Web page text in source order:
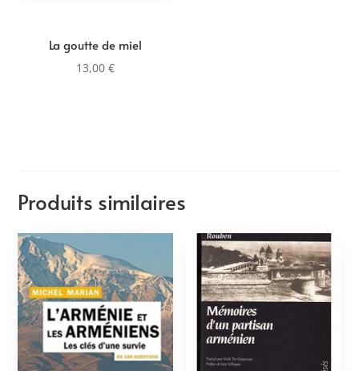
La goutte de miel
13,00€
Produits similaires